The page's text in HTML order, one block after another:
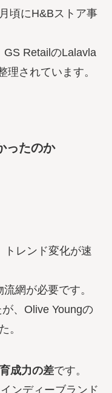
頃にH&Bストア事
GS RetailのLalavla
理されています。
ったのか
トレンド変化が速
網が必要です。
、Olive Youngの
。
成力の差です。
ンディーブランド